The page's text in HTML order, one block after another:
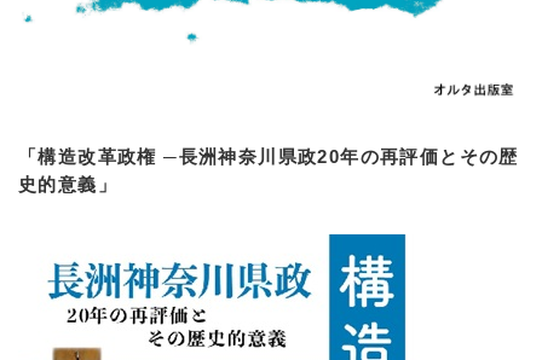
「構造改革政権 ─長洲神奈川県政20年の再評価とその歴
史的意義」